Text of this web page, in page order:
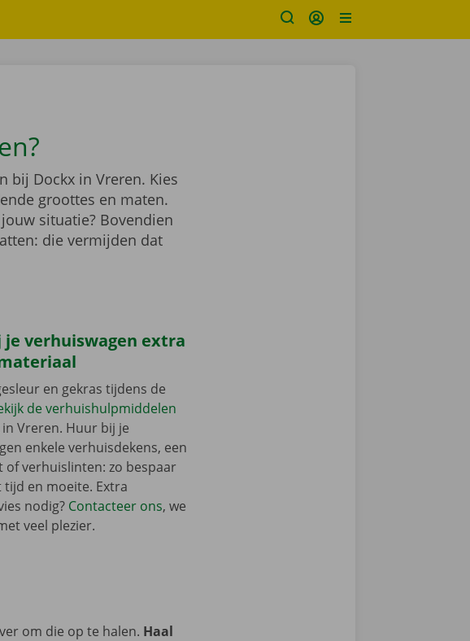
bij Dockx in Vreren. Kies
groottes en maten.
situatie? Bovendien
die vermijden dat
je verhuiswagen extra
en gekras tijdens de
de verhuishulpmiddelen
Vreren. Huur bij je
enkele verhuisdekens, een
of verhuislinten: zo bespaar
tijd en moeite. Extra
nodig?Contacteer ons, we
veel plezier.
om die op te halen. Haal